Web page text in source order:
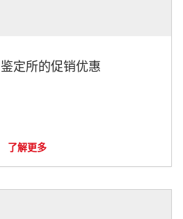
鉴定所的促销优惠
了解更多